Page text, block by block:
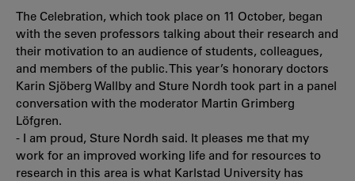
The Celebration, which took place on 11 October, began
with the seven professors talking about their research and
their motivation to an audience of students, colleagues,
and members of the public. This year’s honorary doctors
Karin Sjöberg Wallby and Sture Nordh took part in a panel
conversation with the moderator Martin Grimberg
Löfgren.
- I am proud, Sture Nordh said. It pleases me that my
work for an improved working life and for resources to
research in this area is what Karlstad University has